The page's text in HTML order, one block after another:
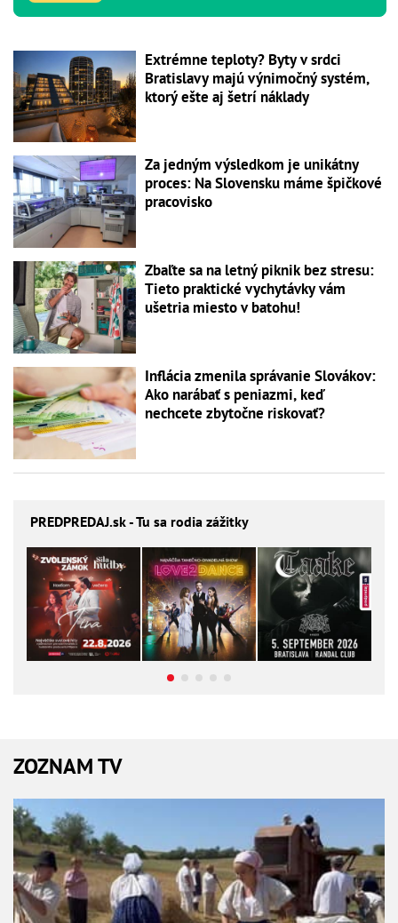
Extrémne teploty? Byty v srdci
Bratislavy majú výnimočný systém,
ktorý ešte aj šetrí náklady
Za jedným výsledkom je unikátny
proces: Na Slovensku máme špičkové
pracovisko
Zbaľte sa na letný piknik bez stresu:
Tieto praktické vychytávky vám
ušetria miesto v batohu!
Inflácia zmenila správanie Slovákov:
Ako narábať s peniazmi, keď
nechcete zbytočne riskovať?
PREDPREDAJ.sk - Tu sa rodia zážitky
ZOZNAM TV